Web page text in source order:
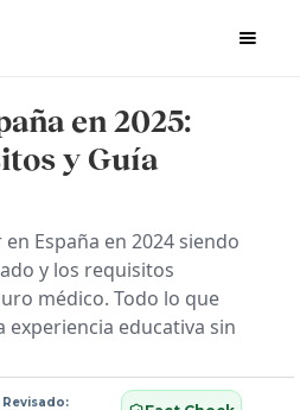
en 2025:
y Guía
España en 2024 siendo
y los requisitos
médico. Todo lo que
experiencia educativa sin
Revisado: